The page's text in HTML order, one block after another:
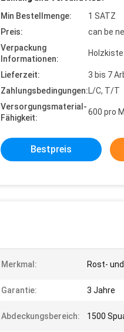
Min Bestellmenge:
1 SATZ
Preis:
can be
Verpackung
Informationen:
Holzkiste
Lieferzeit:
3 bis 7
Zahlungsbedingungen:L/C, T/T
Versorgungsmaterial-
Fähigkeit:
600 pro
Bestpreis
Merkmal: Rost-
Garantie: 3 Jahre
Abdeckungsbereich: 1500